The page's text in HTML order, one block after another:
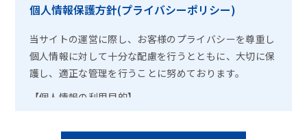
個人情報保護方針(プライバシーポリシー)
当サイトの運営に際し、お客様のプライバシーを尊重し
個人情報に対して十分な配慮を行うとともに、大切に保
護し、適正な管理を行うことに努めております。
【個人情報の利用目的】
の各種ご連絡。